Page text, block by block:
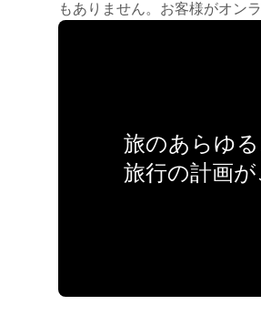
もありません。お客様がオン
旅のあらゆ
旅行の計画